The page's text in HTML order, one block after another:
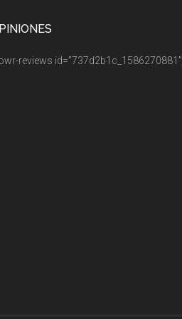
reviews id=”737d2b1c_1586270881″]